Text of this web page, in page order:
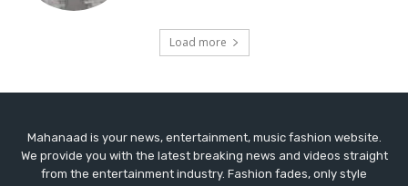
Mahanaad is your news, entertainment, music fashion website.
We provide you with the latest breaking news and videos straight
from the entertainment industry. Fashion fades, only style